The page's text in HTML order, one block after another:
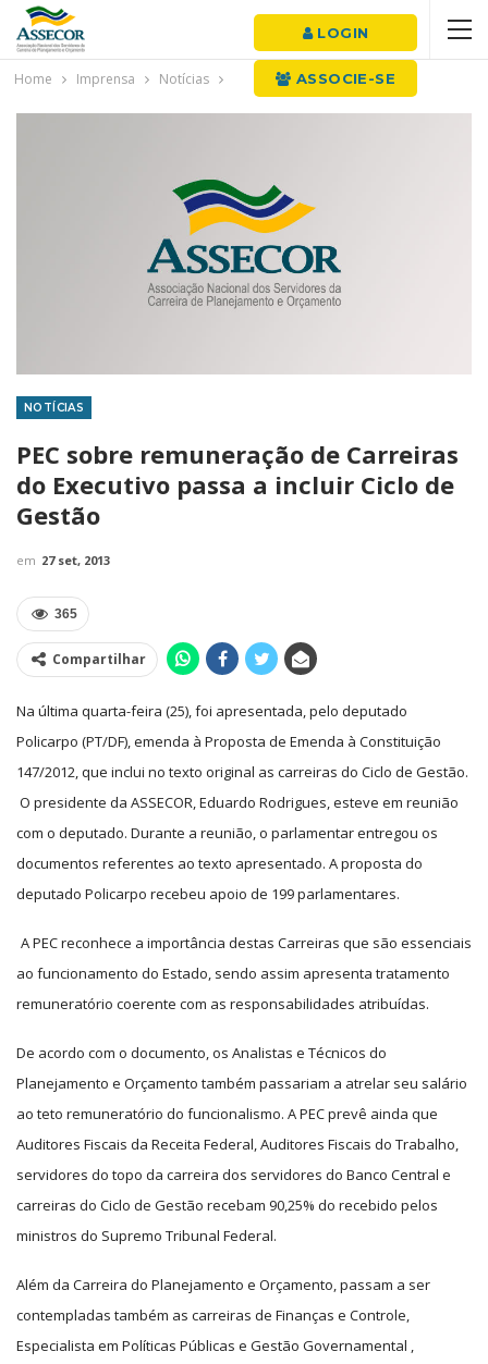
LOGIN
ASSOCIE-SE
Home Imprensa Notícias
NOTÍCIAS
PEC sobre remuneração de Carreiras
do Executivo passa a incluir Ciclo de
Gestão
em 27 set, 2013
365
Compartilhar
Na última quarta-feira (25), foi apresentada, pelo deputado
Policarpo (PT/DF), emenda à Proposta de Emenda à Constituição
147/2012, que inclui no texto original as carreiras do Ciclo de Gestão.
O presidente da ASSECOR, Eduardo Rodrigues, esteve em reunião
com o deputado. Durante a reunião, o parlamentar entregou os
documentos referentes ao texto apresentado. A proposta do
deputado Policarpo recebeu apoio de 199 parlamentares.
A PEC reconhece a importância destas Carreiras que são essenciais
ao funcionamento do Estado, sendo assim apresenta tratamento
remuneratório coerente com as responsabilidades atribuídas.
De acordo com o documento, os Analistas e Técnicos do
Planejamento e Orçamento também passariam a atrelar seu salário
ao teto remuneratório do funcionalismo. A PEC prevê ainda que
Auditores Fiscais da Receita Federal, Auditores Fiscais do Trabalho,
servidores do topo da carreira dos servidores do Banco Central e
carreiras do Ciclo de Gestão recebam 90,25% do recebido pelos
ministros do Supremo Tribunal Federal.
Além da Carreira do Planejamento e Orçamento, passam a ser
contempladas também as carreiras de Finanças e Controle,
Especialista em Políticas Públicas e Gestão Governamental ,